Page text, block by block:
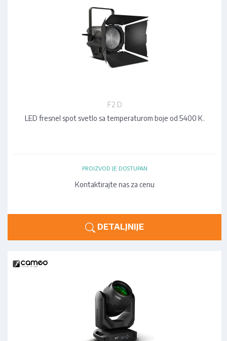
F2 D
LED fresnel spot svetlo sa temperaturom boje od 5400 K.
PROIZVOD JE DOSTUPAN
Kontaktirajte nas za cenu
DETALJNIJE